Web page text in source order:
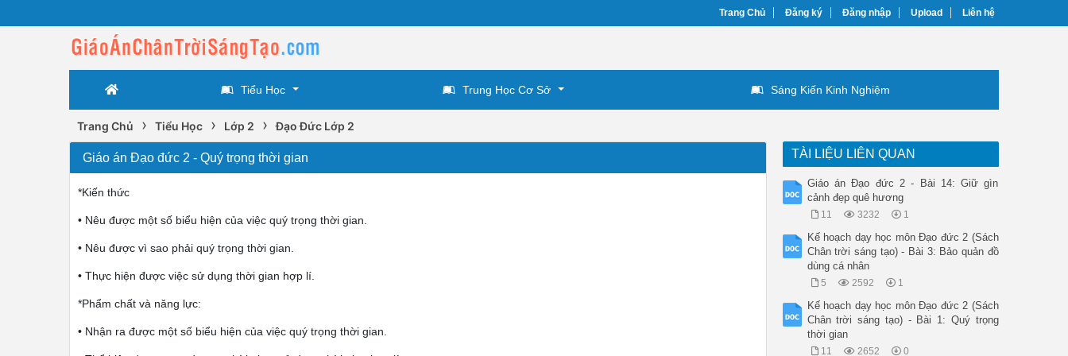
Trang Chủ Đăng ký Đăng nhập Upload Liên hệ
Tiểu Học Trung Học Cơ Sở Sáng Kiến Kinh Nghiệm
Trang Chủ › Tiểu Học › Lớp 2 › Đạo Đức Lớp 2
Giáo án Đạo đức 2 - Quý trọng thời gian
*Kiến thức
• Nêu được một số biểu hiện của việc quý trọng thời gian.
• Nêu được vì sao phải quý trọng thời gian.
• Thực hiện được việc sử dụng thời gian hợp lí.
*Phẩm chất và năng lực:
• Nhận ra được một số biểu hiện của việc quý trọng thời gian.
TÀI LIỆU LIÊN QUAN
Giáo án Đạo đức 2 - Bài 14: Giữ gìn
cảnh đẹp quê hương
11 3232 1
Kế hoạch dạy học môn Đạo đức 2 (Sách
Chân trời sáng tạo) - Bài 3: Bảo quản đồ
dùng cá nhân
5 2592 1
Kế hoạch dạy học môn Đạo đức 2 (Sách
Chân trời sáng tạo) - Bài 1: Quý trọng
thời gian
11 2652 0